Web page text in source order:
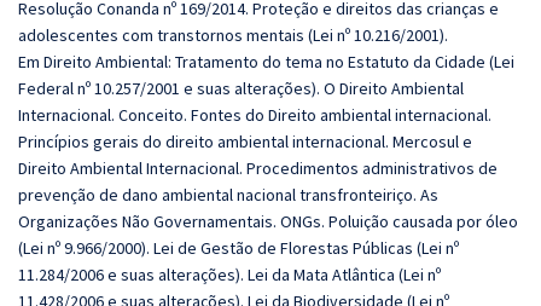
Resolução Conanda nº 169/2014. Proteção e direitos das crianças e
adolescentes com transtornos mentais (Lei nº 10.216/2001).
Em Direito Ambiental: Tratamento do tema no Estatuto da Cidade (Lei
Federal nº 10.257/2001 e suas alterações). O Direito Ambiental
Internacional. Conceito. Fontes do Direito ambiental internacional.
Princípios gerais do direito ambiental internacional. Mercosul e
Direito Ambiental Internacional. Procedimentos administrativos de
prevenção de dano ambiental nacional transfronteiriço. As
Organizações Não Governamentais. ONGs. Poluição causada por óleo
(Lei nº 9.966/2000). Lei de Gestão de Florestas Públicas (Lei nº
11.284/2006 e suas alterações). Lei da Mata Atlântica (Lei nº
11.428/2006 e suas alterações). Lei da Biodiversidade (Lei nº